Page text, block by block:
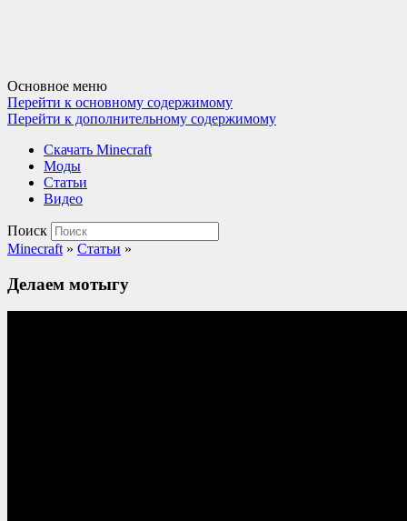
Основное меню
Перейти к основному содержимому
Перейти к дополнительному содержимому
Cкачать Minecraft
Моды
Статьи
Видео
Поиск
Minecraft » Статьи »
Делаем мотыгу